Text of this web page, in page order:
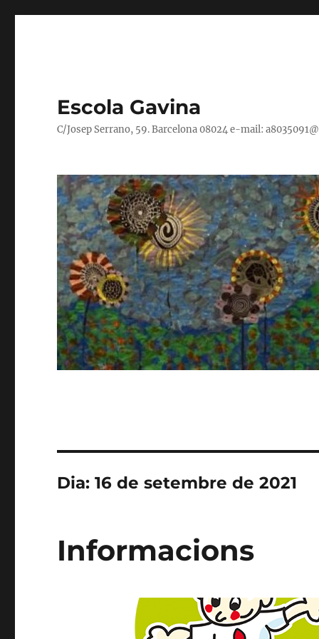
Escola Gavina
C/Josep Serrano, 59. Barcelona 08024 e-mail:
Dia:16 de setembre de 2021
Informacions